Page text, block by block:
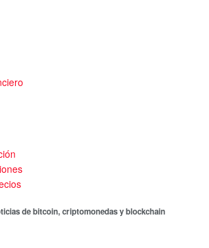
de bitcoin, criptomonedas y blockchain